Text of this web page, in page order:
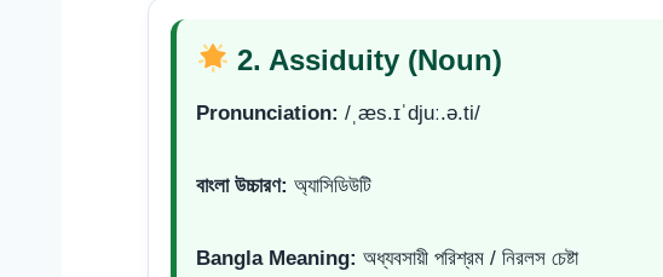
2. Assiduity (Noun)
Pronunciation: /ˌæs.ɪˈdjuː.ə.ti/
বাংলা উচ্চারণ: অ্যাসিডিউটি
Bangla Meaning: অধ্যবসায়ী পরিশ্রম / নিরলস চেষ্টা